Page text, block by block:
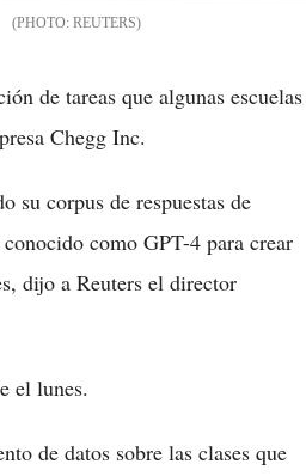
REUTERS
de tareas que algunas escuelas
Chegg Inc.
su corpus de respuestas de
como GPT-4 para crear
dijo a Reuters el director
el lunes.
de datos sobre las clases que